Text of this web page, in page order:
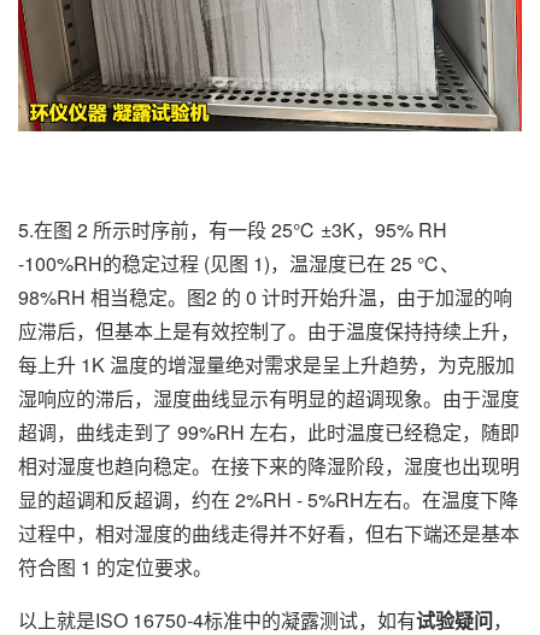
5.在图 2 所示时序前，有一段 25℃ ±3K，95% RH
-100%RH的稳定过程 (见图 1)，温湿度已在 25 ℃、
98%RH 相当稳定。图2 的 0 计时开始升温，由于加湿的响
应滞后，但基本上是有效控制了。由于温度保持持续上升，
每上升 1K 温度的增湿量绝对需求是呈上升趋势，为克服加
湿响应的滞后，湿度曲线显示有明显的超调现象。由于湿度
超调，曲线走到了 99%RH 左右，此时温度已经稳定，随即
相对湿度也趋向稳定。在接下来的降湿阶段，湿度也出现明
显的超调和反超调，约在 2%RH - 5%RH左右。在温度下降
过程中，相对湿度的曲线走得并不好看，但右下端还是基本
符合图 1 的定位要求。
以上就是ISO 16750-4标准中的凝露测试，如有试验疑问，